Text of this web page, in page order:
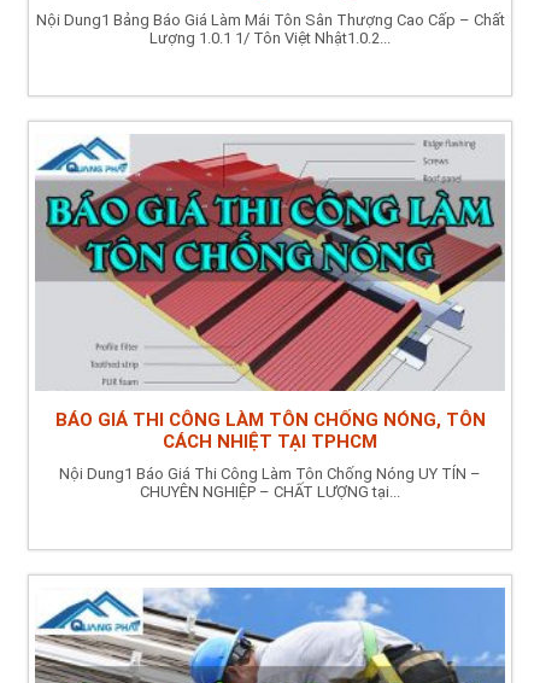
Nội Dung1 Bảng Báo Giá Làm Mái Tôn Sân Thượng Cao Cấp – Chất
Lượng 1.0.1 1/ Tôn Việt Nhật1.0.2...
BÁO GIÁ THI CÔNG LÀM TÔN CHỐNG NÓNG, TÔN
CÁCH NHIỆT TẠI TPHCM
Nội Dung1 Báo Giá Thi Công Làm Tôn Chống Nóng UY TÍN –
CHUYÊN NGHIỆP – CHẤT LƯỢNG tại...